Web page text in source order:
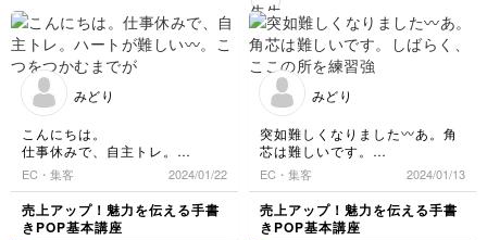
ね。
を組み込むか迷いました
が使えるようになればワ
ンランク上のポップが描
入れさせてもらいまし
ますが文字の形はしっか
り書けていますので完成
は近いですよ✨ ①このペ
ンは 文字書きの良し悪
しよりも インクの量の
調整が思ったより影響し
みどり
こんにちは。
仕事休みで、自主トレ。
ハートが難しい〰️。
こつをつかむまでがんばりま
す。
EC・集客 2024/01/22
売上アップ！魅力を伝える手書
きPOP基本講座
みどり
突如難しくなりました〰️あ。角
芯は難しいです。
しばらく、ここの所を練習強化
します。
EC・集客 2024/01/13
売上アップ！魅力を伝える手書
きPOP基本講座